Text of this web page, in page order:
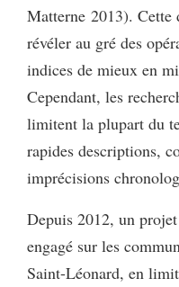
Matterne 2013). Cette
révéler au gré des
indices de mieux en
Cependant, les
limitent la plupart du
rapides descriptions,
imprécisions
Depuis 2012, un
engagé sur les
Saint-Léonard, en